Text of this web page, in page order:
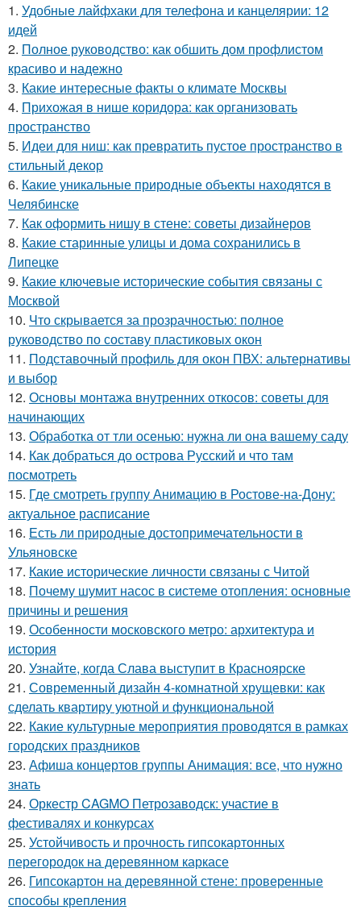
1. Удобные лайфхаки для телефона и канцелярии: 12
идей
2. Полное руководство: как обшить дом профлистом
красиво и надежно
3. Какие интересные факты о климате Москвы
4. Прихожая в нише коридора: как организовать
пространство
5. Идеи для ниш: как превратить пустое пространство в
стильный декор
6. Какие уникальные природные объекты находятся в
Челябинске
7. Как оформить нишу в стене: советы дизайнеров
8. Какие старинные улицы и дома сохранились в
Липецке
9. Какие ключевые исторические события связаны с
Москвой
10. Что скрывается за прозрачностью: полное
руководство по составу пластиковых окон
11. Подставочный профиль для окон ПВХ: альтернативы
и выбор
12. Основы монтажа внутренних откосов: советы для
начинающих
13. Обработка от тли осенью: нужна ли она вашему саду
14. Как добраться до острова Русский и что там
посмотреть
15. Где смотреть группу Анимацию в Ростове-на-Дону:
актуальное расписание
16. Есть ли природные достопримечательности в
Ульяновске
17. Какие исторические личности связаны с Читой
18. Почему шумит насос в системе отопления: основные
причины и решения
19. Особенности московского метро: архитектура и
история
20. Узнайте, когда Слава выступит в Красноярске
21. Современный дизайн 4-комнатной хрущевки: как
сделать квартиру уютной и функциональной
22. Какие культурные мероприятия проводятся в рамках
городских праздников
23. Афиша концертов группы Анимация: все, что нужно
знать
24. Оркестр CAGMO Петрозаводск: участие в
фестивалях и конкурсах
25. Устойчивость и прочность гипсокартонных
перегородок на деревянном каркасе
26. Гипсокартон на деревянной стене: проверенные
способы крепления